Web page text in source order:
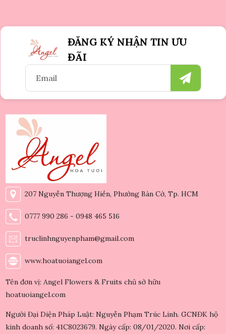
ĐĂNG KÝ NHẬN TIN ƯU
ĐÃI
207 Nguyễn Thượng Hiền, Phường Bàn Cờ, Tp. HCM
0777 990 286 - 0948 465 516
truclinhnguyenpham@gmail.com
www.hoatuoiangel.com
Tên đơn vị: Angel Flowers & Fruits chủ sở hữu
hoatuoiangel.com
Người Đại Diện Pháp Luật: Nguyễn Phạm Trúc Linh. GCNĐK hộ
kinh doanh số: 41C8023679. Ngày cấp: 08/01/2020. Nơi cấp: